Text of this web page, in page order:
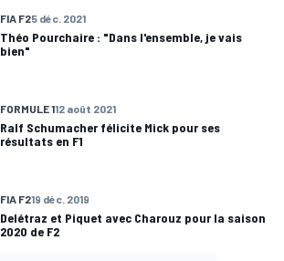
FIA F25 déc. 2021
Théo Pourchaire : "Dans l'ensemble, je vais
bien"
FORMULE 112 août 2021
Ralf Schumacher félicite Mick pour ses
résultats en F1
FIA F219 déc. 2019
Delétraz et Piquet avec Charouz pour la saison
2020 de F2